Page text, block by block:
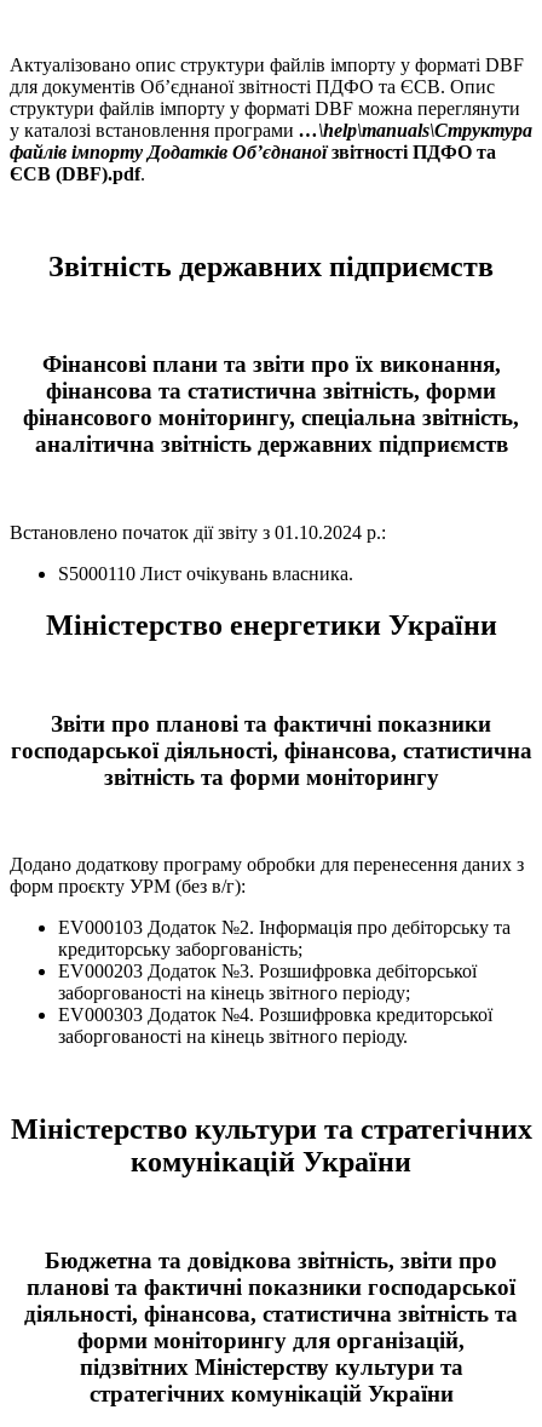
Актуалізовано опис структури файлів імпорту у форматі DBF
для документів Об’єднаної звітності ПДФО та ЄСВ. Опис
структури файлів імпорту у форматі DBF можна переглянути
у каталозі встановлення програми …\help\manuals\Структура
файлів імпорту Додатків Об’єднаноїзвітності ПДФО та
ЄСВ (DBF).pdf.
Звітність державних підприємств
Фінансові плани та звіти про їх виконання,
фінансова та статистична звітність, форми
фінансового моніторингу, спеціальна звітність,
аналітична звітність державних підприємств
Встановлено початок дії звіту з 01.10.2024 р.:
S5000110 Лист очікувань власника.
Міністерство енергетики України
Звіти про планові та фактичні показники
господарської діяльності, фінансова, статистична
звітність та форми моніторингу
Додано додаткову програму обробки для перенесення даних з
форм проєкту УРМ (без в/г):
EV000103 Додаток №2. Iнформацiя про дебiтоpську та
кpедитоpську забоpгованiсть;
EV000203 Додаток №3. Розшифровка дебіторської
заборгованості на кінець звітного періоду;
EV000303 Додаток №4. Розшифровка кредиторської
заборгованості на кінець звітного періоду.
Міністерство культури та стратегічних
комунікацій України
Бюджетна та довідкова звітність, звіти про
планові та фактичні показники господарської
діяльності, фінансова, статистична звітність та
форми моніторингу для організацій,
підзвітних Міністерству культури та
стратегічних комунікацій України